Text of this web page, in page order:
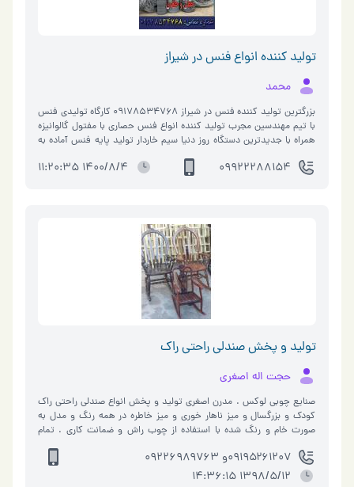
تولید کننده انواع فنس در شیراز
محمد
بزرگترین تولید کننده فنس در شیراز 09178534768 کارگاه تولیدی فنس
با تیم مهندسین مجرب تولید کننده انواع فنس حصاری با مفتول گالوانیزه
همراه با جدیدترین دستگاه روز دنیا سیم خاردار تولید پایه فنس آماده به
گالوانیزه سیم آرماتوربندی و قالب بندی09922288154
1400/8/4 11:20:35
تولید و پخش صندلی راحتی راک
حجت اله اصغری
صنایع چوبی لوکس . مدرن اصغری تولید و پخش انواع صندلی راحتی راک
کودک و بزرگسال و میز ناهار خوری و میز خاطره در همه رنگ و مدل به
صورت خام و رنگ شده با استفاده از چوب راش و ضمانت کاری . تمام
اجناس به قیمت مستقیم خود تولیدی میباشد بدون هیچ واسطه کاری
خرید حضوری و انلاین .
۰۹۱۹۵۲۶۱۲۰۷و ۰۹۲۲۶۹۸۹۷۶۳
1398/5/12 14:36:15